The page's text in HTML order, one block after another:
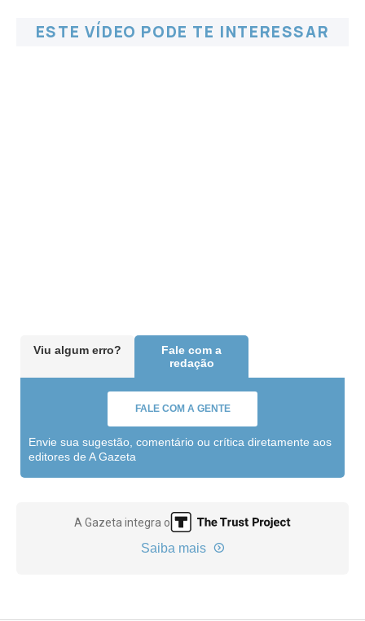
ESTE VÍDEO PODE TE INTERESSAR
Viu algum erro?
Fale com a
redação
FALE COM A GENTE
Envie sua sugestão, comentário ou crítica diretamente aos
editores de A Gazeta
A Gazeta integra o
Saiba mais